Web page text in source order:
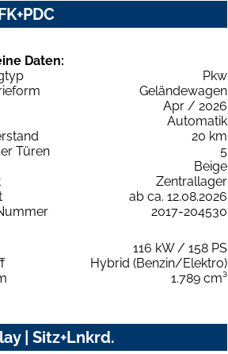
Daten:
Pkw
Geländewagen
Apr / 2026
Automatik
20 km
Türen
5
Beige
Zentrallager
ab ca. 12.08.2026
2017-204530
116 kW / 158 PS
Hybrid (Benzin/Elektro)
1.789 cm³
| Sitz+Lnkrd.